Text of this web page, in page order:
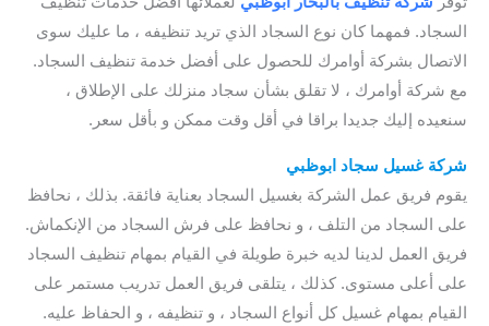
السجاد. فمهما كان نوع السجاد الذي تريد تنظيفه ، ما عليك سوى
الاتصال بشركة أوامرك للحصول على أفضل خدمة تنظيف السجاد.
مع شركة أوامرك ، لا تقلق بشأن سجاد منزلك على الإطلاق ،
سنعيده إليك جديدا براقا في أقل وقت ممكن و بأقل سعر.
شركة غسيل سجاد ابوظبي
يقوم فريق عمل الشركة بغسيل السجاد بعناية فائقة. بذلك ، نحافظ
على السجاد من التلف ، و نحافظ على فرش السجاد من الإنكماش.
فريق العمل لدينا لديه خبرة طويلة في القيام بمهام تنظيف السجاد
على أعلى مستوى. كذلك ، يتلقى فريق العمل تدريب مستمر على
القيام بمهام غسيل كل أنواع السجاد ، و تنظيفه ، و الحفاظ عليه.